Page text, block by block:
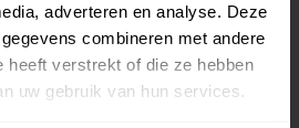
adverteren en analyse. Deze
combineren met andere
heeft verstrekt of die ze hebben
uw gebruik van hun services.
Sport zoeken